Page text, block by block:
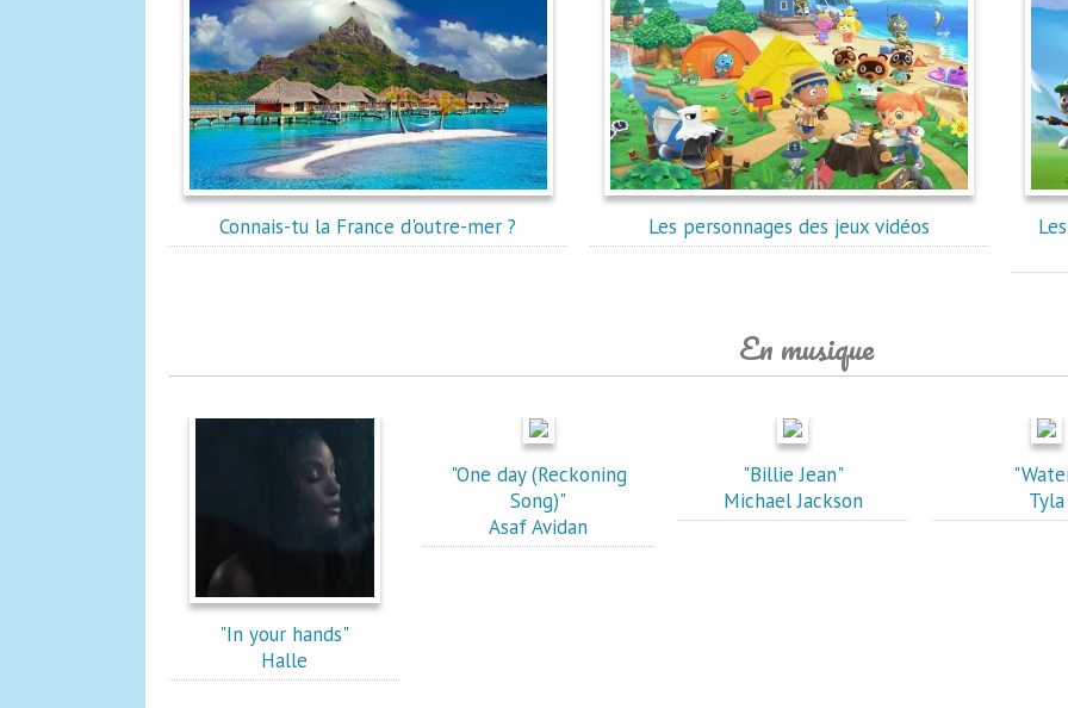
Connais-tu la France d'outre-mer ? Les personnages des jeux vidéos
En musique
"In your hands"
Halle
"One day (Reckoning
Song)"
Asaf Avidan
"Billie Jean"
Michael Jackson
Tyla